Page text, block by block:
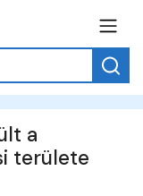
a
területe